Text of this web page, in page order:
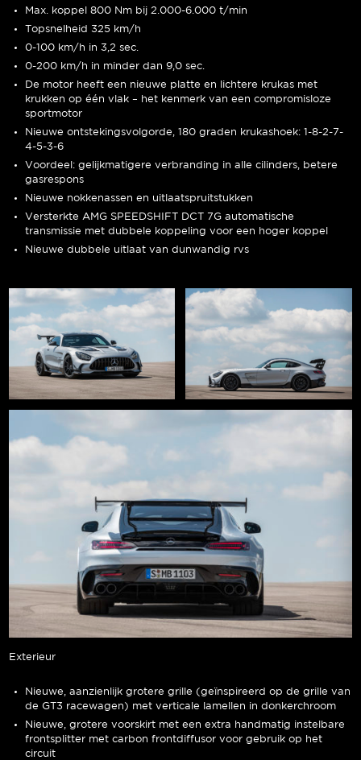
Max. koppel 800 Nm bij 2.000-6.000 t/min
Topsnelheid 325 km/h
0-100 km/h in 3,2 sec.
0-200 km/h in minder dan 9,0 sec.
De motor heeft een nieuwe platte en lichtere krukas met
krukken op één vlak – het kenmerk van een compromisloze
sportmotor
Nieuwe ontstekingsvolgorde, 180 graden krukashoek: 1-8-2-7-
4-5-3-6
Voordeel: gelijkmatigere verbranding in alle cilinders, betere
gasrespons
Nieuwe nokkenassen en uitlaatspruitstukken
Versterkte AMG SPEEDSHIFT DCT 7G automatische
transmissie met dubbele koppeling voor een hoger koppel
Nieuwe dubbele uitlaat van dunwandig rvs
Exterieur
Nieuwe, aanzienlijk grotere grille (geïnspireerd op de grille van
de GT3 racewagen) met verticale lamellen in donkerchroom
Nieuwe, grotere voorskirt met een extra handmatig instelbare
frontsplitter met carbon frontdiffusor voor gebruik op het
circuit